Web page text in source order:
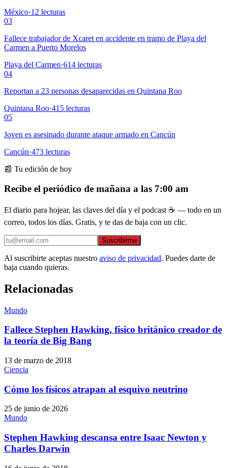
México·12 lecturas
03
Fallece trabajador de Xcaret en accidente en tramo de Playa del
Carmen a Puerto Morelos
Playa del Carmen·614 lecturas
04
Reportan a 23 personas desaparecidas en Quintana Roo
Quintana Roo·415 lecturas
05
Joven es asesinado durante ataque armado en Cancún
Cancún·473 lecturas
📰 Tu edición de hoy
Recibe el periódico de mañana a las 7:00 am
El diario para hojear, las claves del día y el podcast ☕ — todo en un
correo, todos los días. Gratis, y te das de baja con un clic.
Suscribirme
Al suscribirte aceptas nuestro aviso de privacidad. Puedes darte de
baja cuando quieras.
Relacionadas
Mundo
Fallece Stephen Hawking, físico británico creador de
la teoría de Big Bang
13 de marzo de 2018
Ciencia
Cómo los físicos atrapan al esquivo neutrino
25 de junio de 2026
Mundo
Stephen Hawking descansa entre Isaac Newton y
Charles Darwin